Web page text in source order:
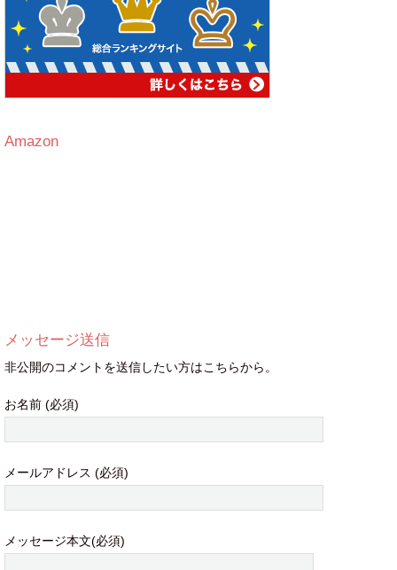
Amazon
メッセージ送信
非公開のコメントを送信したい方はこちらから。
お名前 (必須)
メールアドレス (必須)
メッセージ本文(必須)